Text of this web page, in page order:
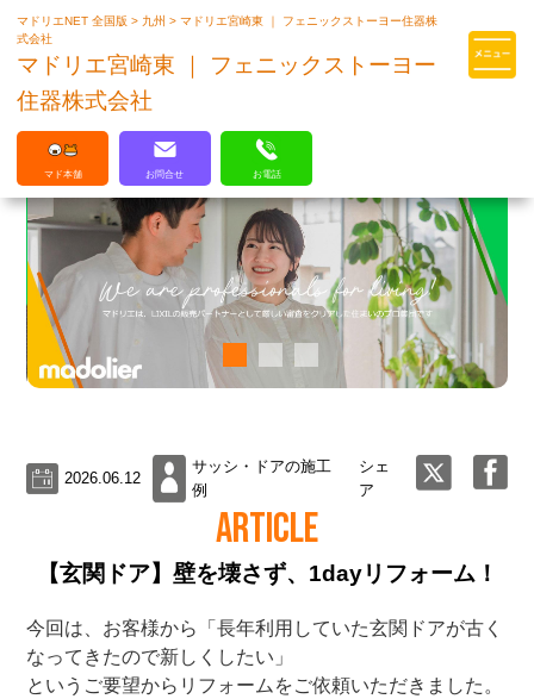
マドリエはLIXILの厳しい基準を
マドリエNET 全国版> 九州>マドリエ宮崎東 ｜ フェニックストーヨー住器株
式会社
マドリエ宮崎東 ｜ フェニックストーヨー
住器株式会社
マド本舗 お問合せ お電話
2026.06.12
サッシ・ドアの施工
例
シェ
ア
ARTICLE
【玄関ドア】壁を壊さず、1dayリフォーム！